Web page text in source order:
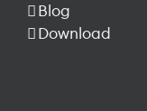
Blog
Download